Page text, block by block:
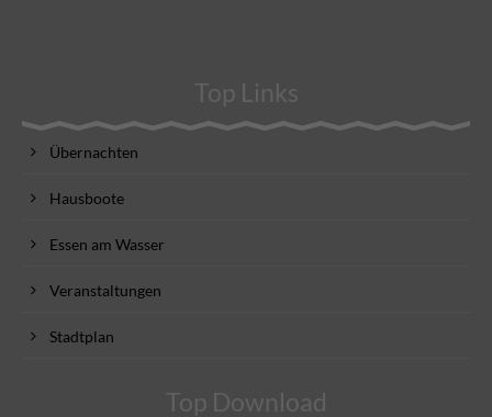
Top Links
Übernachten
Hausboote
Essen am Wasser
Veranstaltungen
Stadtplan
Top Download